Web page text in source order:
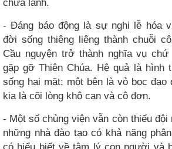
chữa lành.
- Đáng báo động là sự nghi lễ hóa
đời sống thiêng liêng thành chuỗi
Cầu nguyện trở thành nghĩa vụ
gặp gỡ Thiên Chúa. Hệ quả là hình
sống hai mặt: một bên là vỏ bọc đạo
kia là cõi lòng khô cạn và cô đơn.
- Một số chủng viện vẫn còn thiếu đội
những nhà đào tạo có khả năng
có hiểu biết về tâm lý con người và